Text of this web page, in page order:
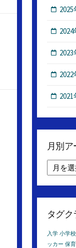
月別
別
ア
ー
イ
タグク
入学 小学校
ッカー 保